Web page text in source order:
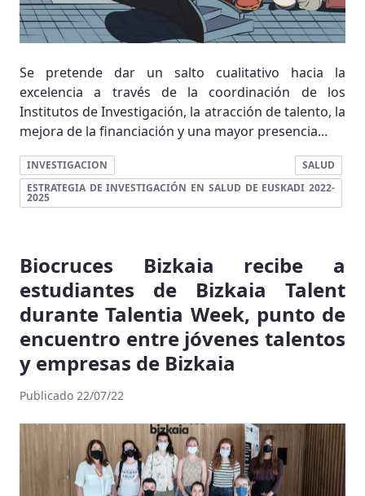
Se pretende dar un salto cualitativo hacia la
excelencia a través de la coordinación de los
Institutos de Investigación, la atracción de talento, la
mejora de la financiación y una mayor presencia...
INVESTIGACION
SALUD
ESTRATEGIA DE INVESTIGACIÓN EN SALUD DE EUSKADI 2022-
2025
Biocruces Bizkaia recibe a
estudiantes de Bizkaia Talent
durante Talentia Week, punto de
encuentro entre jóvenes talentos
y empresas de Bizkaia
Publicado 22/07/22